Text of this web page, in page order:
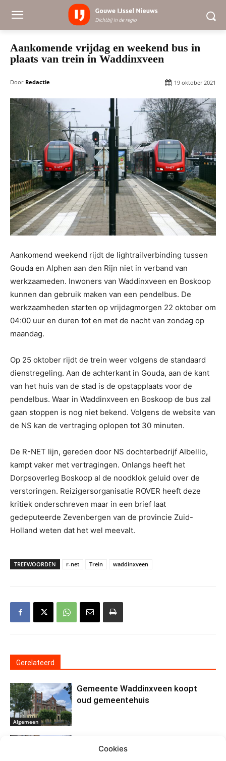
Cookies
Aankomende vrijdag en weekend bus in
plaats van trein in Waddinxveen
Door Redactie 19 oktober 2021
Aankomend weekend rijdt de lightrailverbinding tussen
Gouda en Alphen aan den Rijn niet in verband van
werkzaameden. Inwoners van Waddinxveen en Boskoop
kunnen dan gebruik maken van een pendelbus. De
werkzaamheden starten op vrijdagmorgen 22 oktober om
04:00 uur en duren tot en met de nacht van zondag op
maandag.
Op 25 oktober rijdt de trein weer volgens de standaard
dienstregeling. Aan de achterkant in Gouda, aan de kant
van het huis van de stad is de opstapplaats voor de
pendelbus. Waar in Waddinxveen en Boskoop de bus zal
gaan stoppen is nog niet bekend. Volgens de website van
de NS kan de vertraging oplopen tot 30 minuten.
De R-NET lijn, gereden door NS dochterbedrijf Albellio,
kampt vaker met vertragingen. Onlangs heeft het
Dorpsoverleg Boskoop al de noodklok geluid over de
verstoringen. Reizigersorganisatie ROVER heeft deze
kritiek onderschreven maar in een brief laat
gedeputeerde Zevenbergen van de provincie Zuid-
Holland weten dat het wel meevalt.
TREFWOORDEN r-net Trein waddinxveen
Gerelateerd
Algemeen
Gemeente Waddinxveen koopt
oud gemeentehuis
aan reizigers in Zuid-Holland Noord